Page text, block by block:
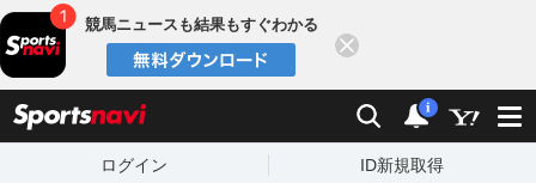
競馬ニュースも結果もすぐわかる
検索 通知
i
ログイン ID新規取得